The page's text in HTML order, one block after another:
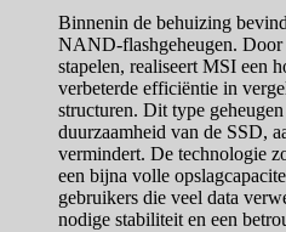
Binnenin de behuizing
NAND-flashgeheugen. Door
stapelen, realiseert MSI een
verbeterde efficiëntie in
structuren. Dit type
duurzaamheid van de SSD,
vermindert. De technologie
een bijna volle
gebruikers die veel data
nodige stabiliteit en een